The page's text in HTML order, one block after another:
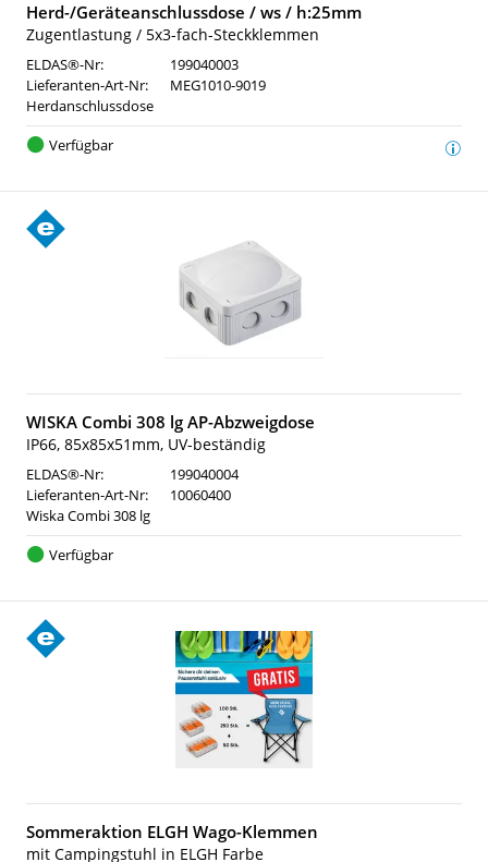
Herd-/Geräteanschlussdose / ws / h:25mm
Zugentlastung / 5x3-fach-Steckklemmen
ELDAS®-Nr:
199040003
Lieferanten-Art-Nr:
MEG1010-9019
Herdanschlussdose
Verfügbar
WISKA Combi 308 lg AP-Abzweigdose
IP66, 85x85x51mm, UV-beständig
ELDAS®-Nr:
199040004
Lieferanten-Art-Nr:
10060400
Wiska Combi 308 lg
Verfügbar
Sommeraktion ELGH Wago-Klemmen
mit Campingstuhl in ELGH Farbe